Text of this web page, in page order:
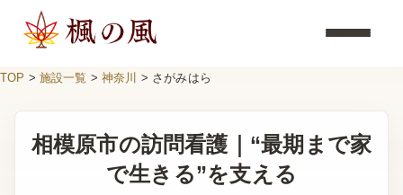
TOP > 施設一覧 >神奈川 > さがみはら
相模原市の訪問看護｜“最期まで家
で生きる”を支える